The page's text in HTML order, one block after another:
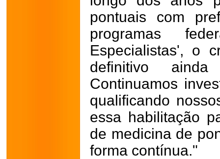
pontuais com
programas
Especialistas', o
definitivo
Continuamos
qualificando
essa habilitação
de medicina de
forma contínua."